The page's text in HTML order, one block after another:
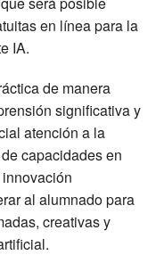
en línea para la
IA.
de manera
significativa y
atención a la
capacidades en
al alumnado para
creativas y